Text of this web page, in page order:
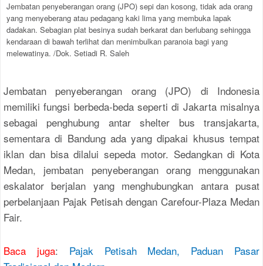
Jembatan penyeberangan orang (JPO) sepi dan kosong, tidak ada orang
yang menyeberang atau pedagang kaki lima yang membuka lapak
dadakan. Sebagian plat besinya sudah berkarat dan berlubang sehingga
kendaraan di bawah terlihat dan menimbulkan paranoia bagi yang
melewatinya. /Dok. Setiadi R. Saleh
Jembatan penyeberangan orang (JPO) di Indonesia
memiliki fungsi berbeda-beda seperti di Jakarta misalnya
sebagai penghubung antar shelter bus transjakarta,
sementara di Bandung ada yang dipakai khusus tempat
iklan dan bisa dilalui sepeda motor. Sedangkan di Kota
Medan, jembatan penyeberangan orang menggunakan
eskalator berjalan yang menghubungkan antara pusat
perbelanjaan Pajak Petisah dengan Carefour-Plaza Medan
Fair.
Baca juga: Pajak Petisah Medan, Paduan Pasar